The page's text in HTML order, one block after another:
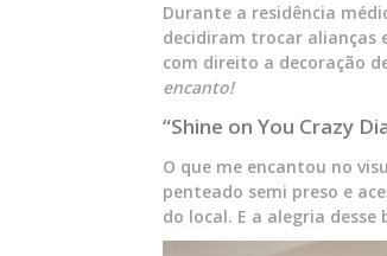
Durante a residência
decidiram trocar alianças
com direito a decoração
encanto!
“Shine on You Crazy
O que me encantou no
penteado semi preso e
do local. E a alegria desse